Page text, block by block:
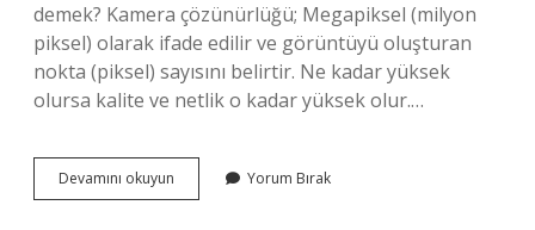
demek? Kamera çözünürlüğü; Megapiksel (milyon
piksel) olarak ifade edilir ve görüntüyü oluşturan
nokta (piksel) sayısını belirtir. Ne kadar yüksek
olursa kalite ve netlik o kadar yüksek olur.…
Devamını okuyun
Yüksek
Yorum Bırak